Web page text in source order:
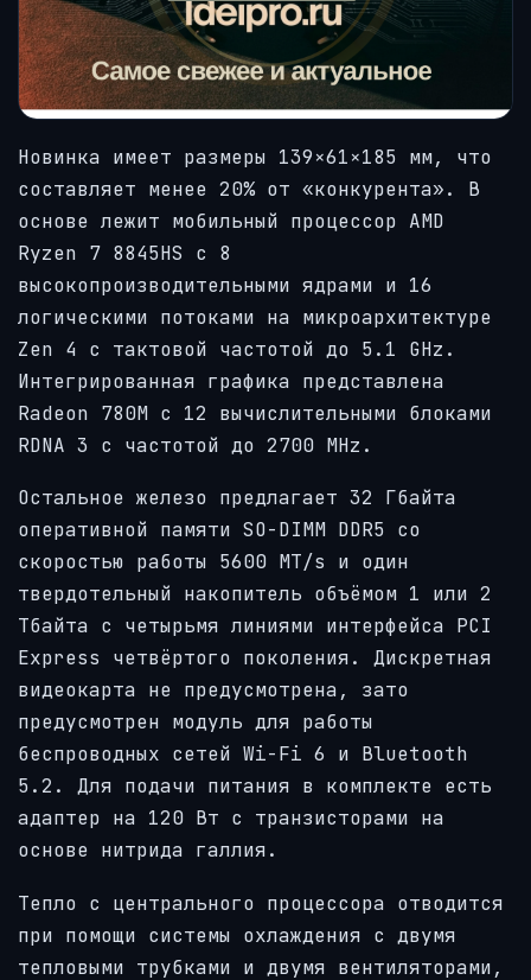
Новинка имеет размеры 139×61×185 мм, что
составляет менее 20% от «конкурента». В
основе лежит мобильный процессор AMD
Ryzen 7 8845HS с 8
высокопроизводительными ядрами и 16
логическими потоками на микроархитектуре
Zen 4 с тактовой частотой до 5.1 GHz.
Интегрированная графика представлена
Radeon 780M с 12 вычислительными блоками
RDNA 3 с частотой до 2700 MHz.
Остальное железо предлагает 32 Гбайта
оперативной памяти SO-DIMM DDR5 со
скоростью работы 5600 MT/s и один
твердотельный накопитель объёмом 1 или 2
Тбайта с четырьмя линиями интерфейса PCI
Express четвёртого поколения. Дискретная
видеокарта не предусмотрена, зато
предусмотрен модуль для работы
беспроводных сетей Wi-Fi 6 и Bluetooth
5.2. Для подачи питания в комплекте есть
адаптер на 120 Вт с транзисторами на
основе нитрида галлия.
Тепло с центрального процессора отводится
при помощи системы охлаждения с двумя
тепловыми трубками и двумя вентиляторами,